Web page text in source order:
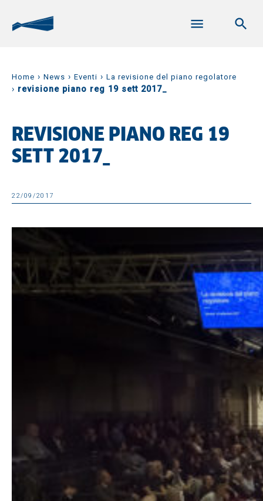
Home › News › Eventi › La revisione del piano regolatore
› revisione piano reg 19 sett 2017_
REVISIONE PIANO REG 19
SETT 2017_
22/09/2017